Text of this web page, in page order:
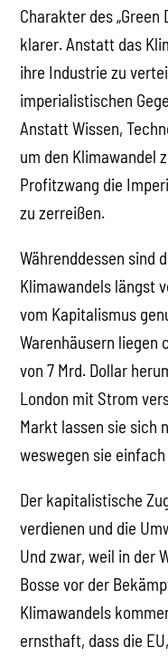
Charakter des „Green
klarer. Anstatt das
ihre Industrie zu
imperialistischen
Anstatt Wissen,
um den Klimawandel
Profitzwang die
zu zerreißen.
Währenddessen sind
Klimawandels längst
vom Kapitalismus
Warenhäusern liegen
von 7 Mrd. Dollar
London mit Strom
Markt lassen sie sich
weswegen sie
Der kapitalistische
verdienen und die
Und zwar, weil in der
Bosse vor der
Klimawandels
ernsthaft, dass die